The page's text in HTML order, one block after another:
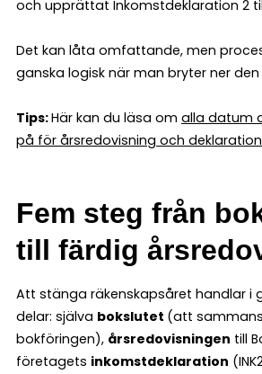
och upprättat Inkomstdeklaration 2
Det kan låta omfattande, men
ganska logisk när man bryter ner
Tips:Här kan du läsa om alla datum
på för årsredovisning och deklaration
Fem steg från
till färdig
Att stänga räkenskapsåret handlar i
delar: själva bokslutet (att
bokföringen), årsredovisningen till
företagets inkomstdeklaration